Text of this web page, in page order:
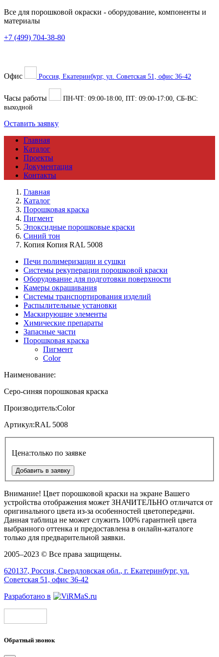
Все для порошковой окраски - оборудование, компоненты и
материалы
+7 (499) 704-38-80
Офис Россия, Екатеринбург, ул. Советская 51, офис 36-42
Часы работы ПН-ЧТ: 09:00-18:00 , ПТ: 09:00-17:00 , СБ-ВС:
выходной
Оставить заявку
Главная
Каталог
Проекты
Документация
Контакты
Главная
Каталог
Порошковая краска
Пигмент
Эпоксидные порошковые краски
Синий тон
Копия Копия RAL 5008
Печи полимеризации и сушки
Системы рекуперации порошковой краски
Оборудование для подготовки поверхности
Камеры окрашивания
Системы транспортирования изделий
Распылительные установки
Маскирующие элементы
Химические препараты
Запасные части
Порошковая краска
Пигмент
Color
Наименование:
Серо-синяя порошковая краска
Производитель:Color
Артикул:RAL 5008
Цена:только по заявке
Добавить в заявку
Внимание! Цвет порошковой краски на экране Вашего
устройства отображения может ЗНАЧИТЕЛЬНО отличатся от
оригинального цвета из-за особенностей цветопередачи.
Данная таблица не может служить 100% гарантией цвета
выбранного оттенка и предоставлена в онлайн-каталоге
только для предварительной заявки.
2005–2023 © Все права защищены.
620137, Россия, Свердловская обл., г. Екатеринбург, ул.
Советская 51, офис 36-42
Разработано в
Обратный звонок